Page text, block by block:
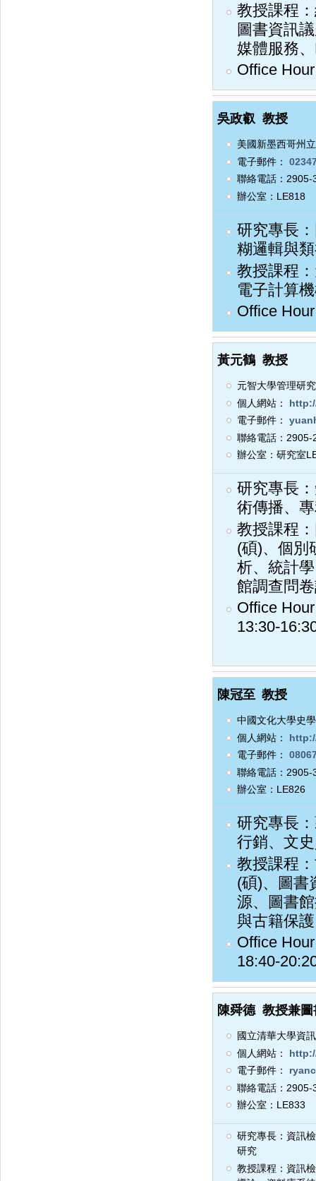
教授課程
圖書資訊
媒體服務
Office
吳政叡 教授
美國新墨西哥州
電子郵件：
聯絡電話：2905-
辦公室：LE818
研究專長
糊邏輯與
教授課程
電子計算
Office
黃元鶴 教授
元智大學管理研
個人網站：
電子郵件：
聯絡電話：2905-
辦公室：研究室
研究專長
術傳播、
教授課程
(碩)、個別
析、統計
館調查問
Office
13:30-
陳冠至 教授
中國文化大學史
個人網站：
電子郵件：
聯絡電話：2905-
辦公室：LE826
研究專長
行銷、文
教授課程
(碩)、圖書
源、圖書
與古籍保護
Office
18:40-
陳舜德 教授兼圖
國立清華大學資
個人網站：
電子郵件：
聯絡電話：2905-
辦公室：LE833
研究專長：資訊
研究
教授課程：資訊